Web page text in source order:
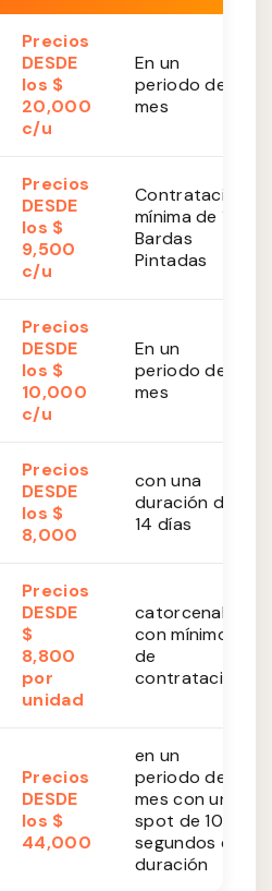
Precios
DESDE
los $
20,000
c/u
En un
periodo de 1
mes
Precios
DESDE
los $
9,500
c/u
Contratación
mínima de 10
Bardas
Pintadas
Precios
DESDE
los $
10,000
c/u
En un
periodo de 1
mes
Precios
DESDE
los $
8,000
con una
duración de
14 días
Precios
DESDE
$
8,800
por
unidad
catorcenales
con mínimo
de
contratación
Precios
DESDE
los $
44,000
en un
periodo de 1
mes con un
spot de 10
segundos de
duración